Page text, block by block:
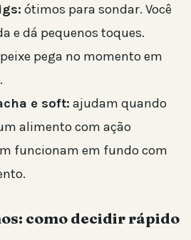
ótimos para sondar. Você
e dá pequenos toques.
pega no momento em
e soft: ajudam quando
alimento com ação
funcionam em fundo com
como decidir rápido